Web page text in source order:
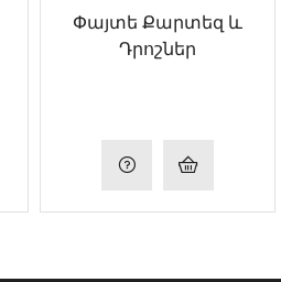
Փայտե Քարտեզ ԵՒ
Դրոշներ